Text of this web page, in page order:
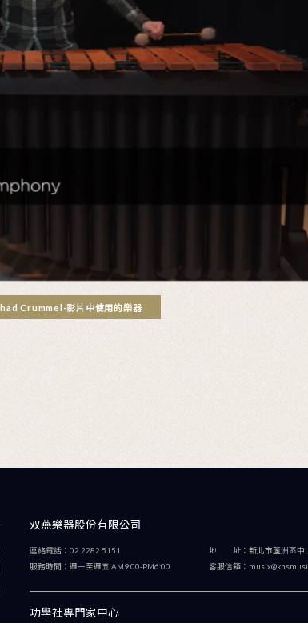
而深邃的觸鍵，詮釋巴哈《Lute
呼吸起伏。
M650DB，外觀典雅精緻，映襯